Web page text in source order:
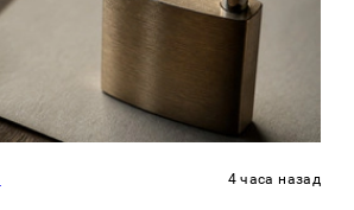
4 часа назад